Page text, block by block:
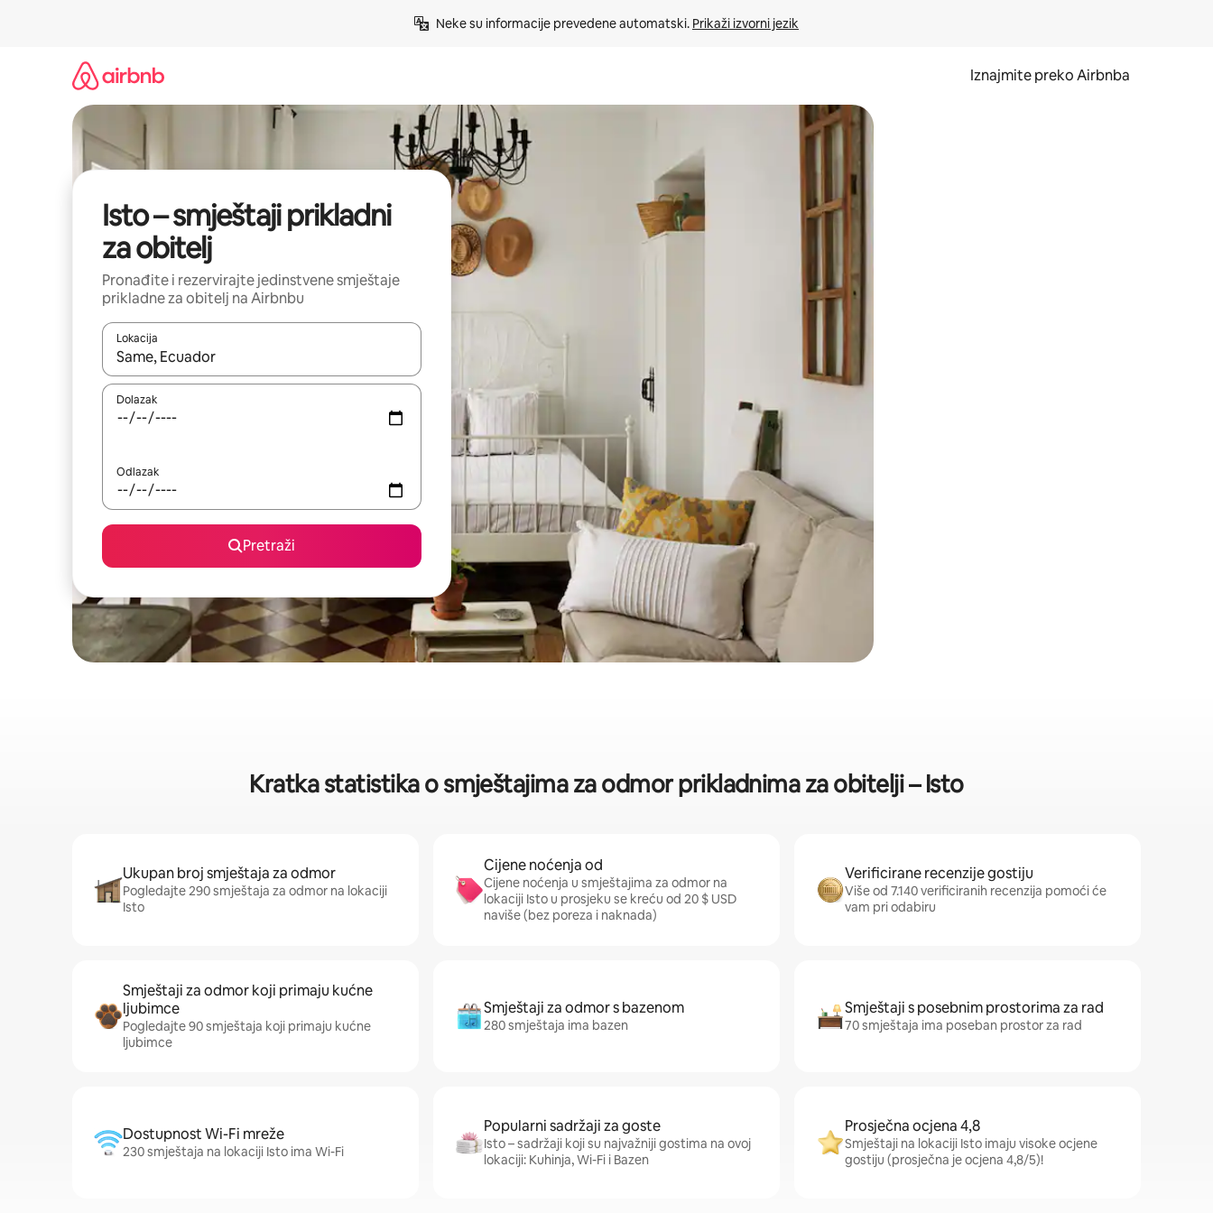
Neke su informacije prevedene automatski. Prikaži izvorni jezik
Iznajmite preko Airbnba
Isto – smještaji prikladni
za obitelj
Pronađite i rezervirajte jedinstvene smještaje
prikladne za obitelj na Airbnbu
Lokacija
Kada budu dostupni rezultati, moći ćete ih pregledati koristeći se strelicama prema gore i prema dolje, kao i dodirom ili prelaskom prstom po zaslonu.
Dolazak
Odlazak
Pretraži
Kratka statistika o smještajima za odmor prikladnima za obitelji – Isto
Ukupan broj smještaja za odmor
Pogledajte 290 smještaja za odmor na lokaciji
Isto
Cijene noćenja od
Cijene noćenja u smještajima za odmor na
lokaciji Isto u prosjeku se kreću od 20 $ USD
naviše (bez poreza i naknada)
Verificirane recenzije gostiju
Više od 7.140 verificiranih recenzija pomoći će
vam pri odabiru
Smještaji za odmor koji primaju kućne
ljubimce
Pogledajte 90 smještaja koji primaju kućne
ljubimce
Smještaji za odmor s bazenom
280 smještaja ima bazen
Smještaji s posebnim prostorima za rad
70 smještaja ima poseban prostor za rad
Dostupnost Wi-Fi mreže
230 smještaja na lokaciji Isto ima Wi-Fi
Popularni sadržaji za goste
Isto – sadržaji koji su najvažniji gostima na ovoj
lokaciji: Kuhinja, Wi-Fi i Bazen
Prosječna ocjena 4,8
Smještaji na lokaciji Isto imaju visoke ocjene
gostiju (prosječna je ocjena 4,8/5)!